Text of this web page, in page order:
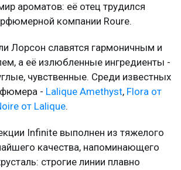
ароматов: её отец трудился
компании Roure.
Лорсон славятся гармоничным и
а её излюбленные ингредиенты -
чувственные. Среди известных
- Lalique Amethyst, Flora от
от Lalique.
Infinite выполнен из тяжелого
качества, напоминающего
строгие линии плавно